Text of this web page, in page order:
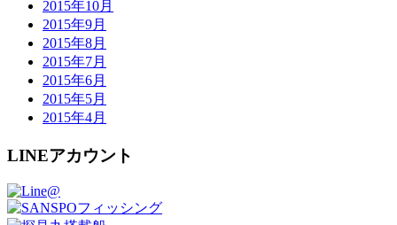
2015年10月
2015年9月
2015年8月
2015年7月
2015年6月
2015年5月
2015年4月
LINEアカウント